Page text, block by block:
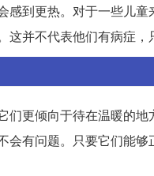
到更热。对于一些儿
并不代表他们有病症，
更倾向于待在温暖的
有问题。只要它们能